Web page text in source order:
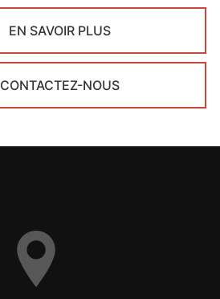
EN SAVOIR PLUS
CONTACTEZ-NOUS